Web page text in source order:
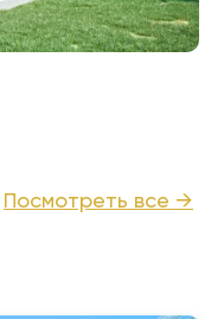
Посмотреть все →